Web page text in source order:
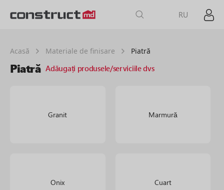
RU
Acasă Materiale de finisare Piatră
Piatră Adăugați produsele/serviciile dvs
Granit Marmură
Onix Cuart